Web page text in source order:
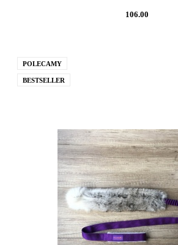
106.00
POLECAMY
BESTSELLER